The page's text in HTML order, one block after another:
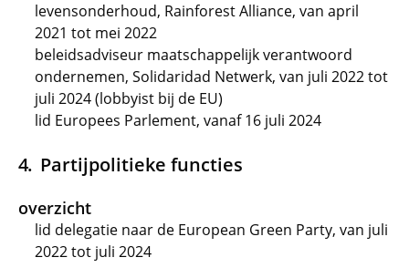
levensonderhoud, Rainforest Alliance, van april
2021 tot mei 2022
beleidsadviseur maatschappelijk verantwoord
ondernemen, Solidaridad Netwerk, van juli 2022 tot
juli 2024 (lobbyist bij de EU)
lid Europees Parlement, vanaf 16 juli 2024
Partijpolitieke functies
overzicht
lid delegatie naar de European Green Party, van juli
2022 tot juli 2024